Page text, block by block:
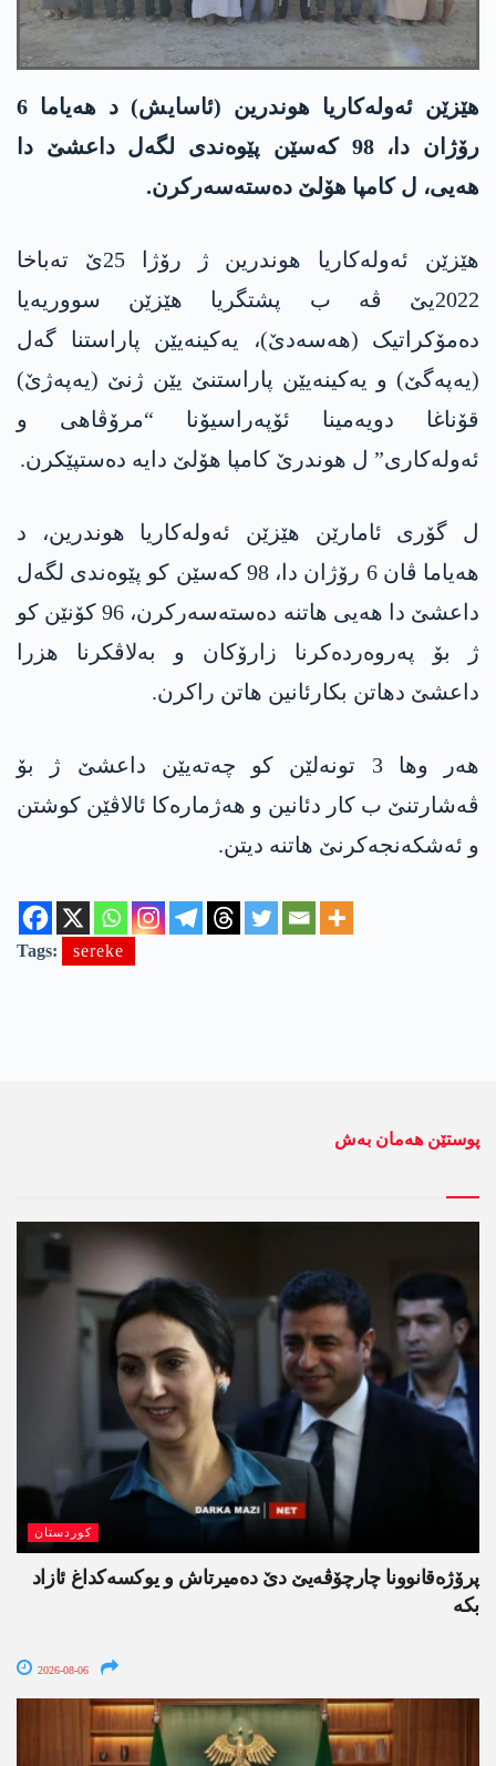
ھێزێن ئەولەکاریا ھوندرین (ئاسایش) د ھەیاما 6
رۆژان دا، 98 کەسێن پێوەندی لگەل داعشێ دا
هەیی، ل کامپا ھۆلێ دەستەسەرکرن.
ھێزێن ئەولەکاریا ھوندرین ژ رۆژا 25ێ تەباخا
2022یێ ڤە ب پشتگریا ھێزێن سووریەیا
دەمۆکراتیک (ھەسەدێ)، یەکینەیێن پاراستنا گەل
(یەپەگێ) و یەکینەیێن پاراستنێ یێن ژنێ (یەپەژێ)
قۆناغا دویەمینا ئۆپەراسیۆنا “مرۆڤاھی و
ئەولەکاری” ل ھوندرێ کامپا ھۆلێ دایە دەستپێکرن.
ل گۆری ئامارێن ھێزێن ئەولەکاریا ھوندرین، د
ھەیاما ڤان 6 رۆژان دا، 98 کەسێن کو پێوەندی لگەل
داعشێ دا هەیی ھاتنە دەستەسەرکرن، 96 کۆنێن کو
ژ بۆ پەروەردەکرنا زارۆکان و بەلاڤکرنا ھزرا
داعشێ دھاتن بکارئانین ھاتن راکرن.
ھەر وھا 3 تونەلێن کو چەتەیێن داعشێ ژ بۆ
ڤەشارتنێ ب کار دئانین و ھەژمارەکا ئالاڤێن کوشتن
و ئەشکەنجەکرنێ ھاتنە دیتن.
Tags: sereke
پوستێن ھەمان بەش
کوردستان
پرۆژەقانوونا چارچۆڤەیێ دێ دەمیرتاش و یوکسەکداغ ئازاد
بکە
2026-08-06